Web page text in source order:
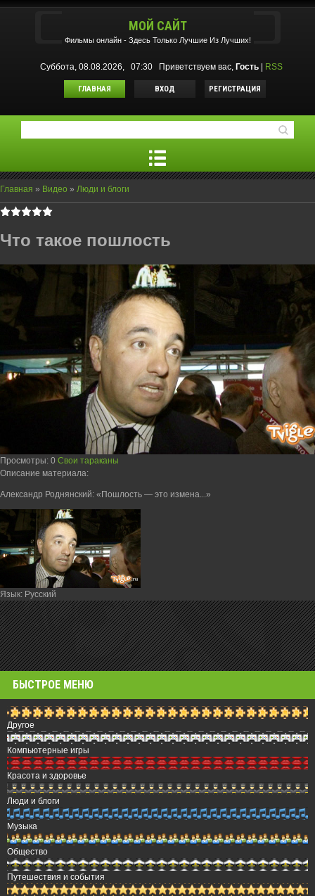
МОЙ САЙТ
Фильмы oнлайн - Здесь Только Лучшие Из Лучших!
Суббота, 08.08.2026, 07:30 Приветствуем вас, Гость| RSS
ГЛАВНАЯ ВХОД РЕГИСТРАЦИЯ
Главная » Видео » Люди и блоги
Что такое пошлость
Просмотры: 0 Свои тараканы
Описание материала:
Александр Роднянский: «Пошлость — это измена...»
Язык: Русский
БЫСТРОЕ МЕНЮ
Другое
Компьютерные игры
Красота и здоровье
Люди и блоги
Музыка
Общество
Путешествия и события